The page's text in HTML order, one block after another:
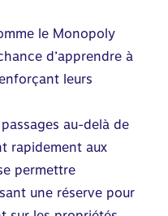
le Monopoly
d’apprendre à
leurs
au-delà de
rapidement aux
permettre
une réserve pour